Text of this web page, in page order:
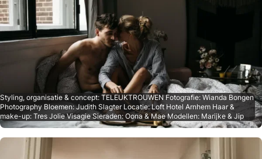
Styling, organisatie & concept: TELEUKTROUWEN Fotografie: Wianda Bongen
Photography Bloemen: Judith Slagter Locatie: Loft Hotel Arnhem Haar &
make-up: Tres Jolie Visagie Sieraden: Oona & Mae Modellen: Marijke & Jip